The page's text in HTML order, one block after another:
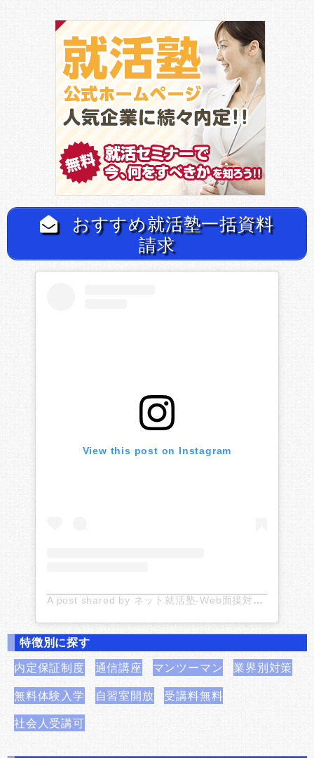
おすすめ就活塾一括資料
請求
View this post on Instagram
A post shared by ネット就活塾-Web面接対策のお役立ち情報 (@netshukatsu)
特徴別に探す
内定保証制度
通信講座 マンツーマン
業界別対策
無料体験入学
自習室開放
受講料無料
社会人受講可